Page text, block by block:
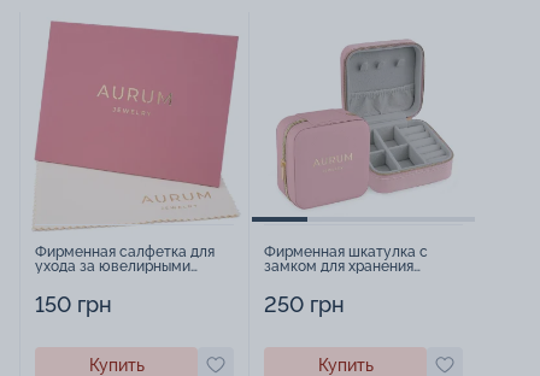
Фирменная салфетка для
ухода за ювелирными
150 грн
Купить
Фирменная шкатулка с
замком для хранения
250 грн
Купить